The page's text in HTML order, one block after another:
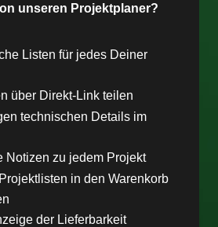
unseren Projektplaner?
Listen für jedes Deiner
über Direkt-Link teilen
technischen Details im
Notizen zu jedem Projekt
in den Warenkorb
der Lieferbarkeit